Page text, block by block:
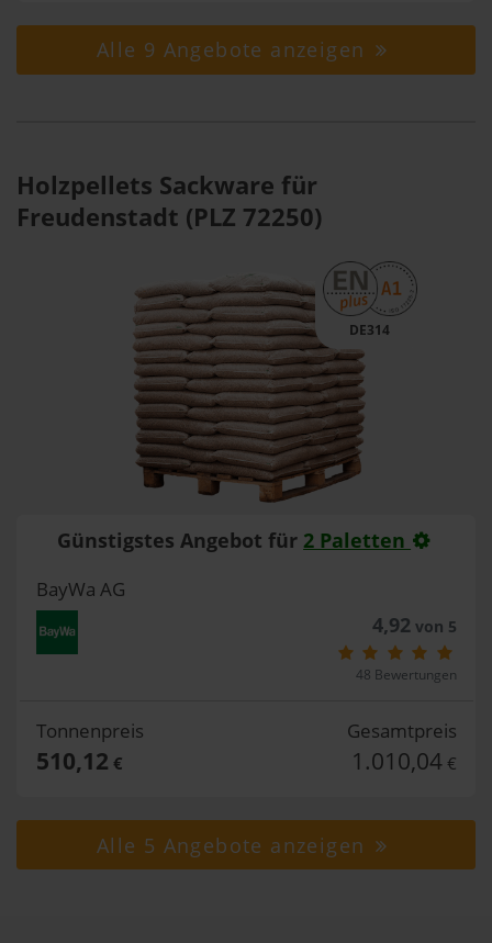
Alle 9 Angebote anzeigen
Holzpellets Sackware für
Freudenstadt (PLZ 72250)
DE314
Günstigstes Angebot für 2 Paletten
BayWa AG
4,92von 5
48 Bewertungen
Tonnenpreis
510,12 €
Gesamtpreis
1.010,04 €
Alle 5 Angebote anzeigen